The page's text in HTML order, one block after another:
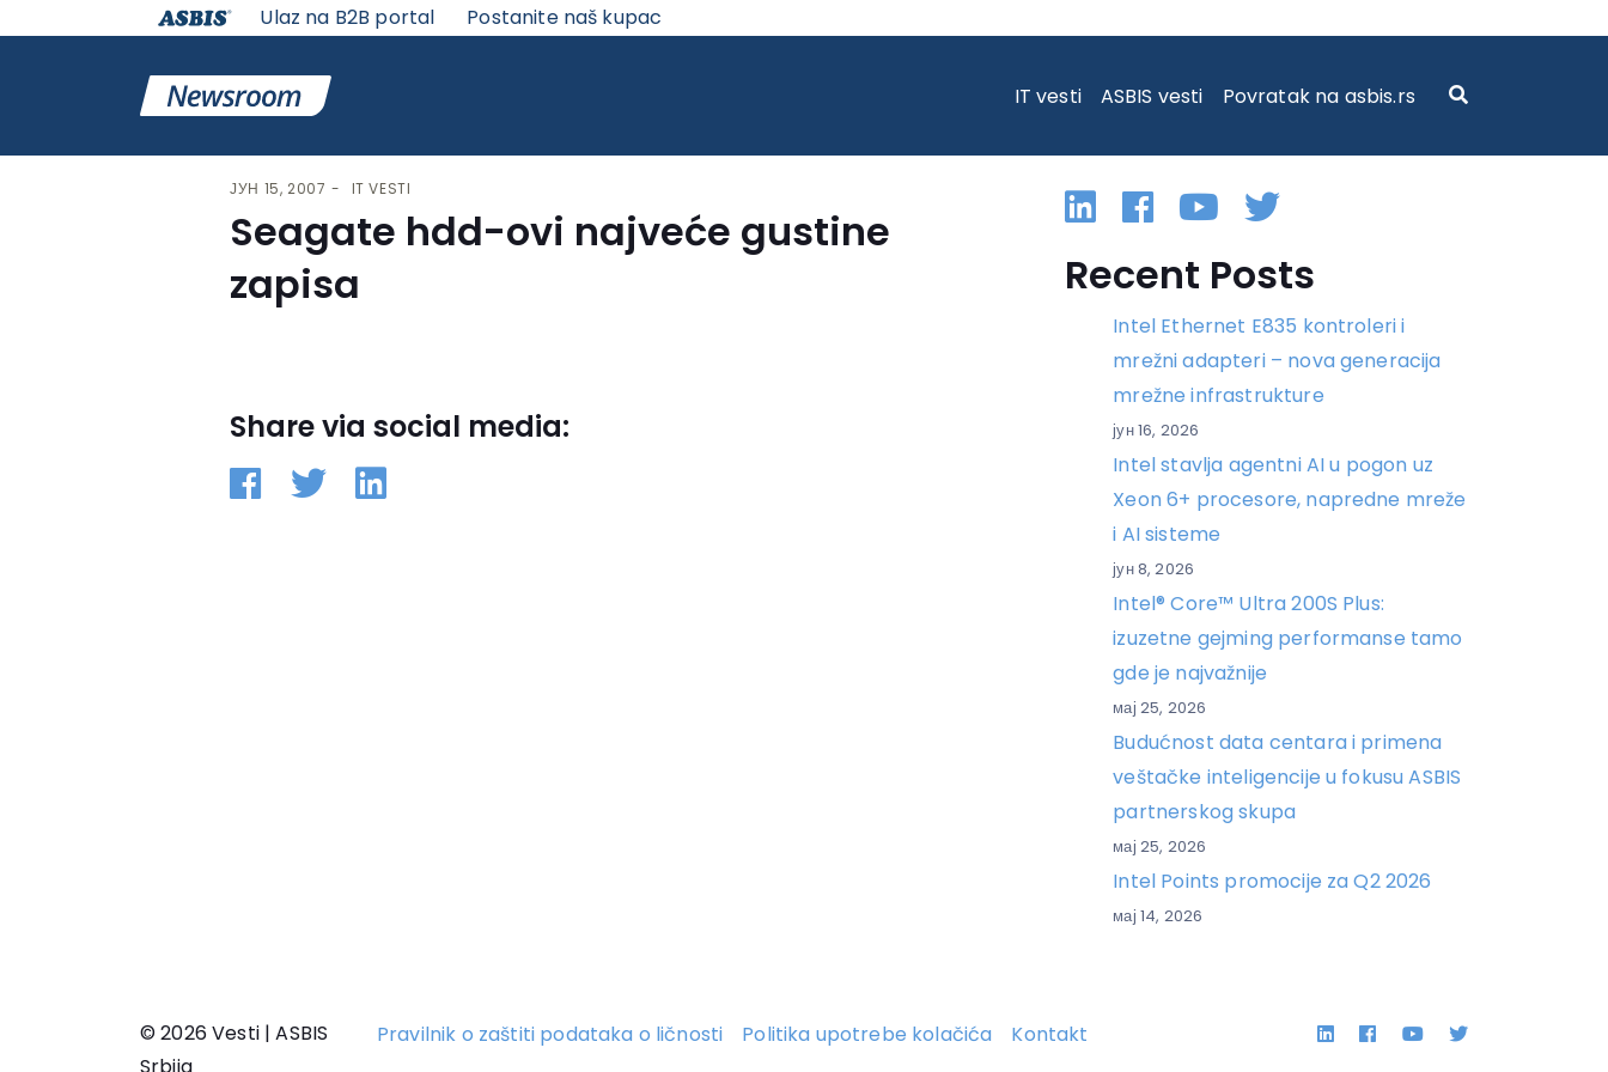
Ulaz na B2B portal Postanite naš kupac
IT vesti ASBIS vesti Povratak na asbis.rs
ЈУН 15, 2007 IT VESTI
Seagate hdd-ovi najveće gustine
zapisa
Share via social media:
Linkedin
Facebook
YouTube
Twitter
Recent Posts
Intel Ethernet E835 kontroleri i
mrežni adapteri – nova generacija
mrežne infrastrukture
јун 16, 2026
Intel stavlja agentni AI u pogon uz
Xeon 6+ procesore, napredne mreže
i AI sisteme
јун 8, 2026
Intel® Core™ Ultra 200S Plus:
izuzetne gejming performanse tamo
gde je najvažnije
мај 25, 2026
Budućnost data centara i primena
veštačke inteligencije u fokusu ASBIS
partnerskog skupa
мај 25, 2026
Intel Points promocije za Q2 2026
мај 14, 2026
© 2026 Vesti | ASBIS
Pravilnik o zaštiti podataka o ličnosti Politika upotrebe kolačića Kontakt LinkedinFacebook
YouTubeTwitter